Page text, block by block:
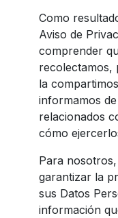
Como
Aviso de
comprender
recolectamos,
la
informamos
relacionados
cómo
Para
garantizar la
sus Datos
información